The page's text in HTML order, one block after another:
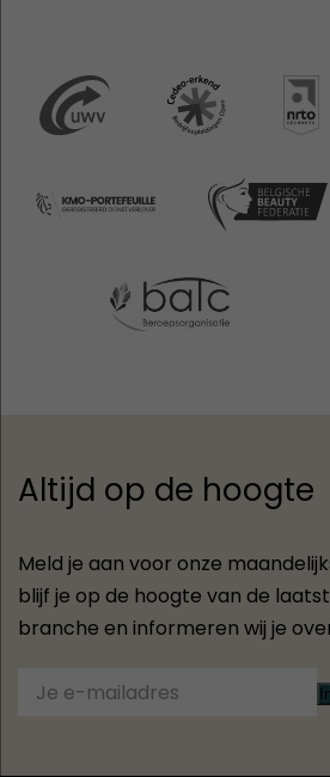
Altijd op de hoogte
Meld je aan voor onze
blijf je op de hoogte van de
branche en informeren wij je